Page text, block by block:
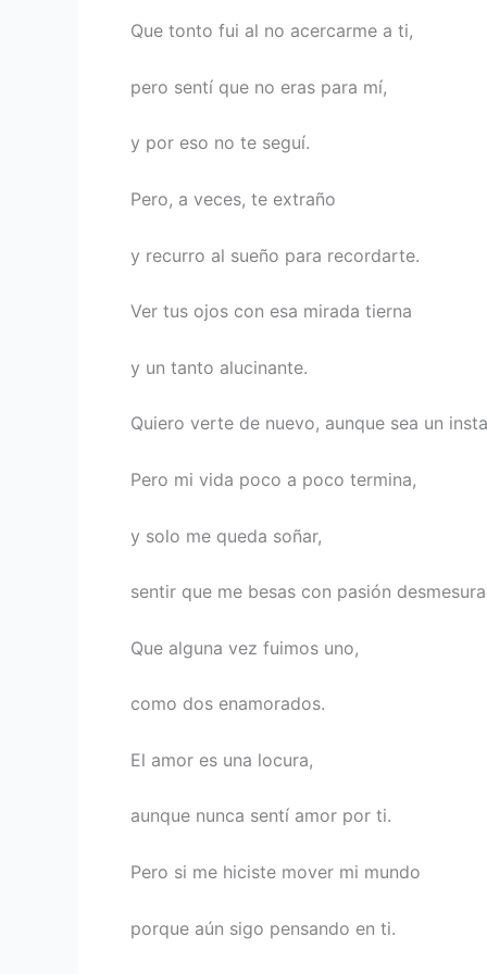
Que tonto fui al no acercarme a ti,
pero sentí que no eras para mí,
y por eso no te seguí.
Pero, a veces, te extraño
y recurro al sueño para recordarte.
Ver tus ojos con esa mirada tierna
y un tanto alucinante.
Quiero verte de nuevo, aunque sea un
Pero mi vida poco a poco termina,
y solo me queda soñar,
sentir que me besas con pasión
Que alguna vez fuimos uno,
como dos enamorados.
El amor es una locura,
aunque nunca sentí amor por ti.
Pero si me hiciste mover mi mundo
porque aún sigo pensando en ti.